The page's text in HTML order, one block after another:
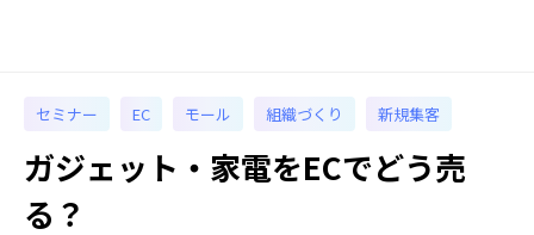
セミナー EC モール 組織づくり 新規集客
ガジェット・家電をECでどう売
る？